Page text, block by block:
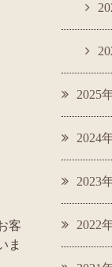
客
ま
2025
2024
2023
2022